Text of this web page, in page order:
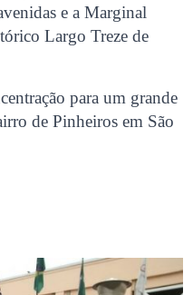
e a Marginal
Largo Treze de
para um grande
de Pinheiros em São